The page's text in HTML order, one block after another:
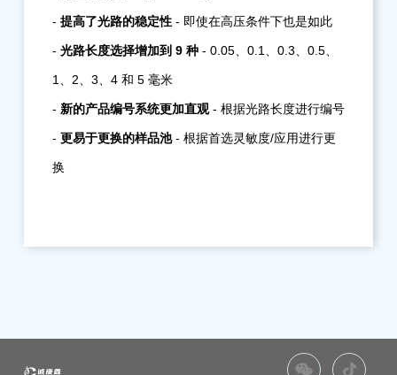
- 提高了光路的稳定性- 即使在高压条件下也是如此
- 光路长度选择增加到 9 种- 0.05、0.1、0.3、0.5、
1、2、3、4 和 5 毫米
- 新的产品编号系统更加直观- 根据光路长度进行编号
- 更易于更换的样品池- 根据首选灵敏度/应用进行更
换